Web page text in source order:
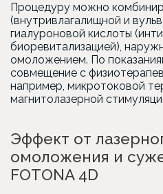
Процедуру можно
(внутривлагалищной и
гиалуроновой кислоты
биоревитализацией),
омоложением. По
совмещение с
например, микротоковой
магнитолазерной
Эффект от
омоложения и
FOTONA 4D